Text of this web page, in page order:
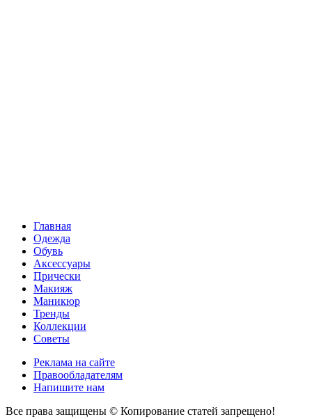
Главная
Одежда
Обувь
Аксессуары
Прически
Макияж
Маникюр
Тренды
Коллекции
Советы
Реклама на сайте
Правообладателям
Напишите нам
Все права защищены © Копирование статей запрещено!